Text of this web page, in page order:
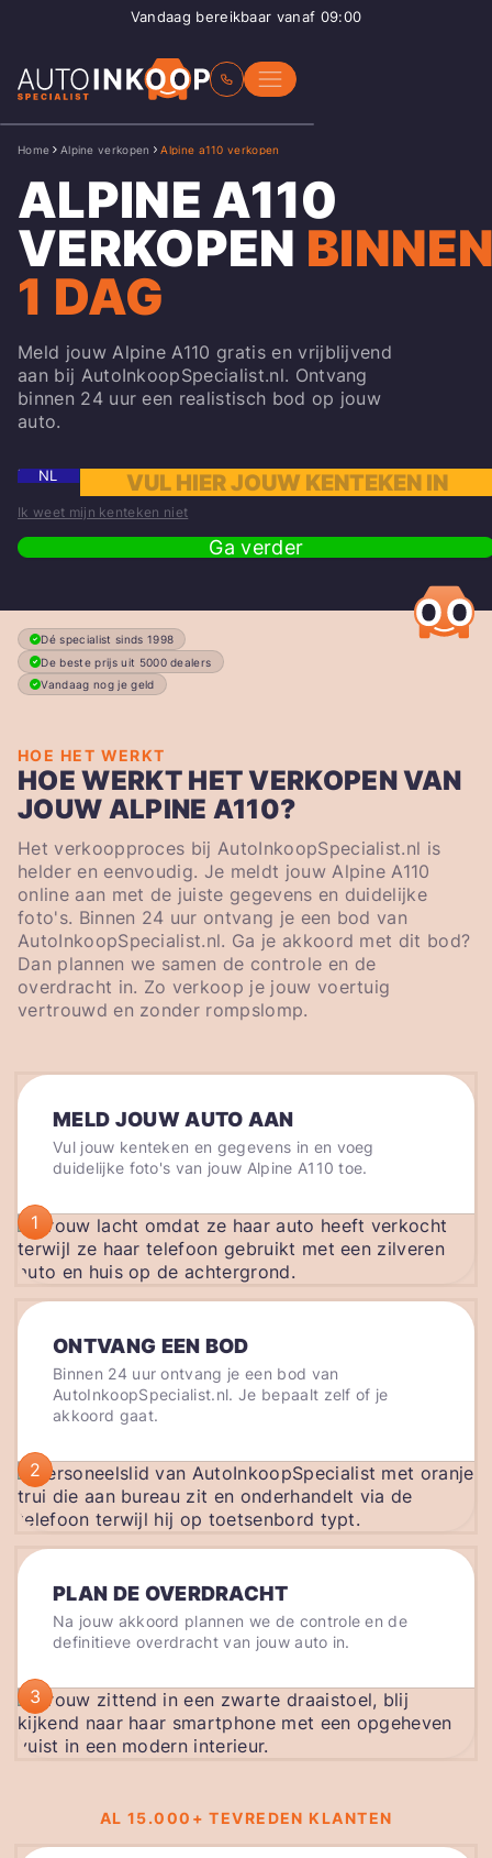
Vandaag bereikbaar vanaf 09:00
Home Alpine verkopen Alpine a110 verkopen
ALPINE A110
VERKOPEN
1 DAG
Meld jouw Alpine A110 gratis en vrijblijvend
aan bij AutoInkoopSpecialist.nl. Ontvang
binnen 24 uur een realistisch bod op jouw
auto.
NL
Ik weet mijn kenteken niet
Ga verder
Dé specialist sinds 1998
De beste prijs uit 5000 dealers
Vandaag nog je geld
HOE HET WERKT
HOE WERKT HET VERKOPEN VAN
JOUW ALPINE A110?
Het verkoopproces bij AutoInkoopSpecialist.nl is
helder en eenvoudig. Je meldt jouw Alpine A110
online aan met de juiste gegevens en duidelijke
foto's. Binnen 24 uur ontvang je een bod van
AutoInkoopSpecialist.nl. Ga je akkoord met dit bod?
Dan plannen we samen de controle en de
overdracht in. Zo verkoop je jouw voertuig
vertrouwd en zonder rompslomp.
MELD JOUW AUTO AAN
Vul jouw kenteken en gegevens in en voeg
duidelijke foto's van jouw Alpine A110 toe.
1
ONTVANG EEN BOD
Binnen 24 uur ontvang je een bod van
AutoInkoopSpecialist.nl. Je bepaalt zelf of je
akkoord gaat.
2
PLAN DE OVERDRACHT
Na jouw akkoord plannen we de controle en de
definitieve overdracht van jouw auto in.
3
AL 15.000+ TEVREDEN KLANTEN